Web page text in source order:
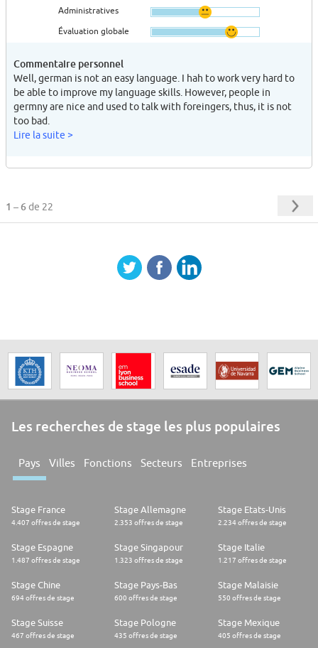
Administratives
Évaluation globale
Commentaire personnel
Well, german is not an easy language. I hah to work very hard to
be able to improve my language skills. However, people in
germny are nice and used to talk with foreingers, thus, it is not
too bad.
Lire la suite >
1 – 6de 22
Les recherches de stage les plus populaires
Pays Villes Fonctions Secteurs Entreprises
Stage France
4.407 offres de stage
Stage Allemagne
2.353 offres de stage
Stage Etats-Unis
2.234 offres de stage
Stage Espagne
1.487 offres de stage
Stage Singapour
1.323 offres de stage
Stage Italie
1.217 offres de stage
Stage Chine
694 offres de stage
Stage Pays-Bas
600 offres de stage
Stage Malaisie
550 offres de stage
Stage Suisse
467 offres de stage
Stage Pologne
435 offres de stage
Stage Mexique
405 offres de stage